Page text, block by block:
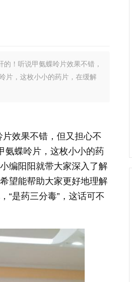
！听说甲氨蝶呤片效果不错，
片，这枚小小的药片，在缓解
效果不错，但又担心不
氨蝶呤片，这枚小小的药
编阳阳就带大家深入了解
望能帮助大家更好地理解
“是药三分毒”，这话可不